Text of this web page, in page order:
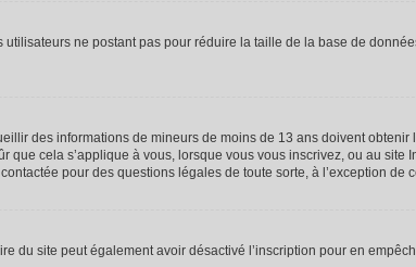
ne postant pas pour réduire la taille de la base de
des informations de mineurs de moins de 13 ans doivent obtenir
cela s’applique à vous, lorsque vous vous inscrivez, ou au site
pour des questions légales de toute sorte, à l’exception de
du site peut également avoir désactivé l’inscription pour en